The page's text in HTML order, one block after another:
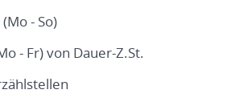
- So)
- Fr) von Dauer-Z.St.